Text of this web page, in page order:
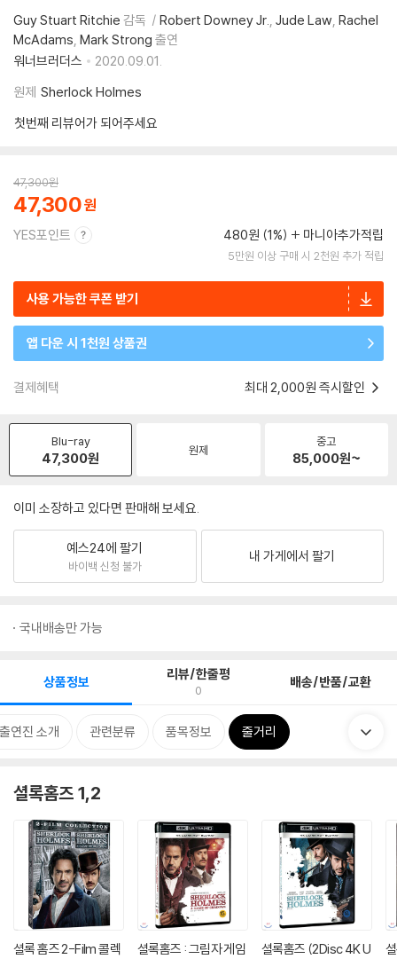
Guy Stuart Ritchie 감독 Robert Downey Jr. Jude Law Rachel
McAdams Mark Strong 출연
워너브러더스
2020.09.01.
원제 Sherlock Holmes
첫번째 리뷰어가 되어주세요
47,300원
47,300
YES포인트 480원 (1%) 마니아추가적립
5만원 이상 구매 시 2천원 추가 적립
사용 가능한 쿠폰 받기
앱 다운 시 1천원 상품권
결제혜택 최대 2,000원 즉시할인
Blu-ray
47,300원 원제
중고
85,000원~
이미 소장하고 있다면 판매해 보세요.
예스24에 팔기
바이백 신청 불가
내 가게에서 팔기
국내배송만 가능
상품정보 리뷰/한줄평
0 배송/반품/교환
연진 소개 관련분류 품목정보 줄거리
셜록홈즈 1,2
셜록 홈즈 2-Film 콜렉
셜록홈즈 : 그림자 게임
셜록홈즈 (2Disc 4K U